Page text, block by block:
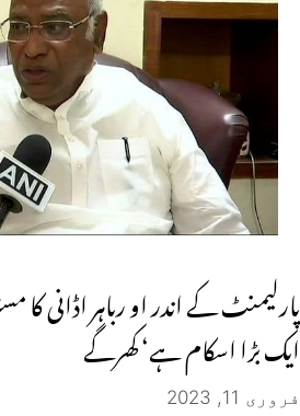
پارلیمنٹ کے اندر او رباہر اڈانی کا
ایک بڑا اسکام ہے‘ کھرگے
فروری 11, 2023